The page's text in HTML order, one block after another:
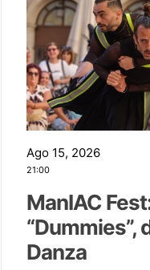
Ago 15, 2026
21:00
ManIAC
“Dummies”,
Danza